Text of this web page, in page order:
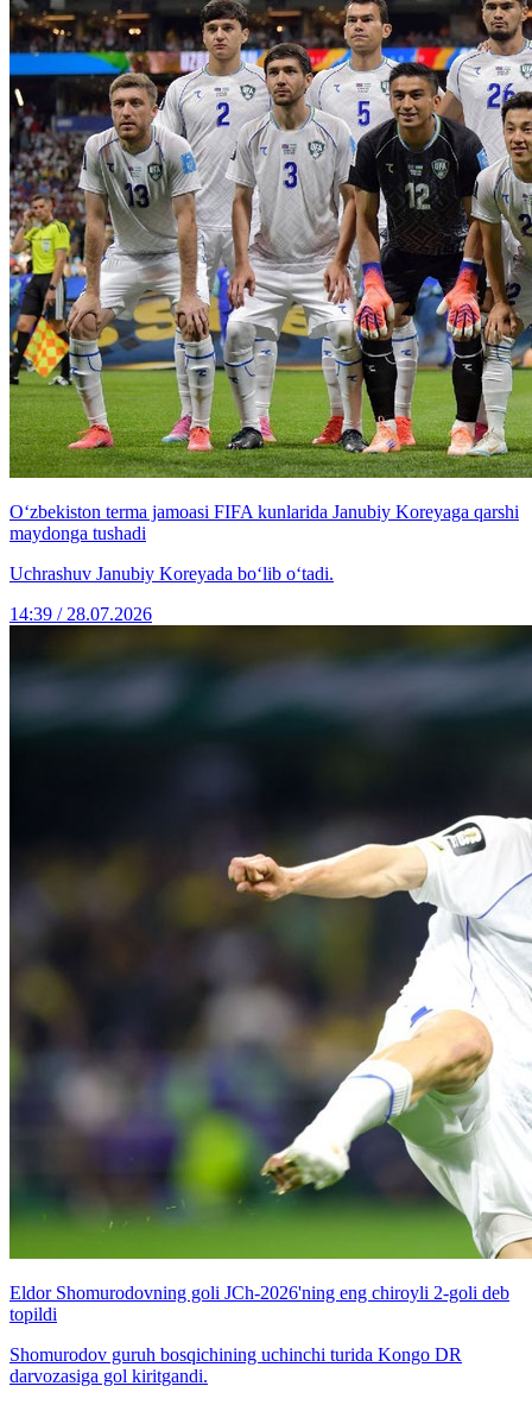
O‘zbekiston terma jamoasi FIFA kunlarida Janubiy Koreyaga qarshi
maydonga tushadi
Uchrashuv Janubiy Koreyada bo‘lib o‘tadi.
14:39 / 28.07.2026
Eldor Shomurodovning goli JCh-2026'ning eng chiroyli 2-goli deb
topildi
Shomurodov guruh bosqichining uchinchi turida Kongo DR
darvozasiga gol kiritgandi.